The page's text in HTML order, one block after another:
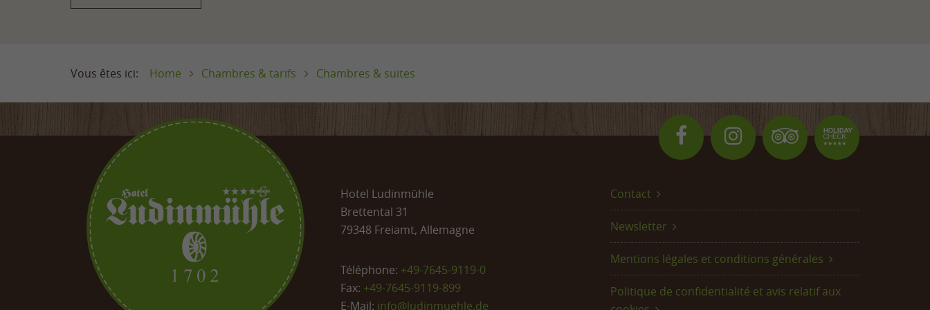
Nous facturons notre ¾ de pension pour enfants à 35 € par jour.
Home Chambres & tarifs Chambres & suites
Hotel Ludinmühle
Brettental 31
79348 Freiamt, Allemagne
Téléphone: +49-7645-9119-0
Fax: +49-7645-9119-899
E-Mail: info@ludinmuehle.de
Contact
Newsletter
Mentions légales et conditions générales
Politique de confidentialité et avis relatif aux